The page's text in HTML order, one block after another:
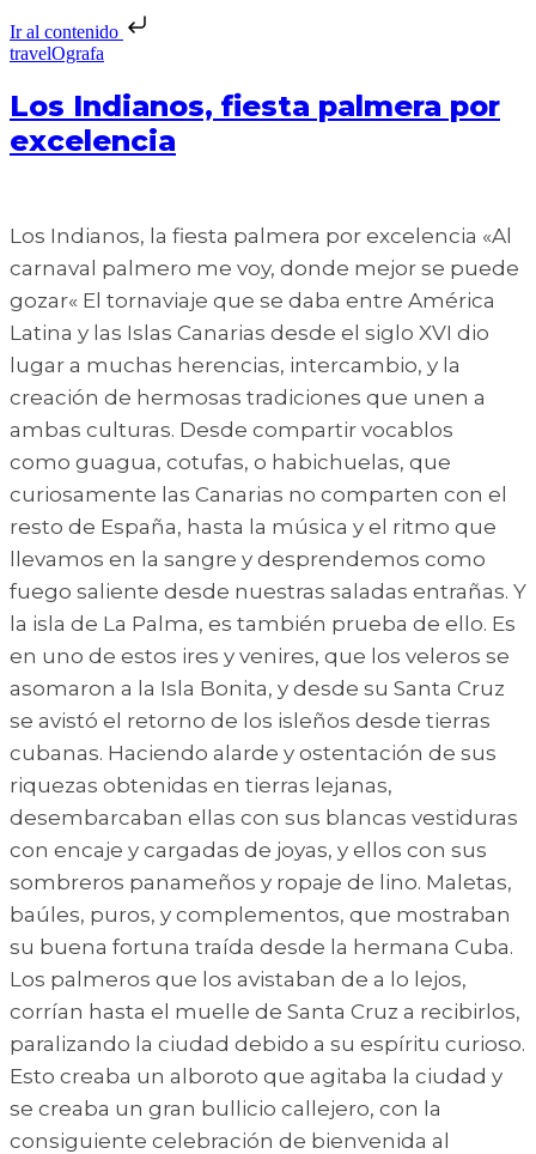
Ir al contenido
travelOgrafa
Los Indianos, fiesta palmera por
excelencia
Los Indianos, la fiesta palmera por excelencia «Al
carnaval palmero me voy, donde mejor se puede
gozar« El tornaviaje que se daba entre América
Latina y las Islas Canarias desde el siglo XVI dio
lugar a muchas herencias, intercambio, y la
creación de hermosas tradiciones que unen a
ambas culturas. Desde compartir vocablos
como guagua, cotufas, o habichuelas, que
curiosamente las Canarias no comparten con el
resto de España, hasta la música y el ritmo que
llevamos en la sangre y desprendemos como
fuego saliente desde nuestras saladas entrañas. Y
la isla de La Palma, es también prueba de ello. Es
en uno de estos ires y venires, que los veleros se
asomaron a la Isla Bonita, y desde su Santa Cruz
se avistó el retorno de los isleños desde tierras
cubanas. Haciendo alarde y ostentación de sus
riquezas obtenidas en tierras lejanas,
desembarcaban ellas con sus blancas vestiduras
con encaje y cargadas de joyas, y ellos con sus
sombreros panameños y ropaje de lino. Maletas,
baúles, puros, y complementos, que mostraban
su buena fortuna traída desde la hermana Cuba.
Los palmeros que los avistaban de a lo lejos,
corrían hasta el muelle de Santa Cruz a recibirlos,
paralizando la ciudad debido a su espíritu curioso.
Esto creaba un alboroto que agitaba la ciudad y
se creaba un gran bullicio callejero, con la
consiguiente celebración de bienvenida al